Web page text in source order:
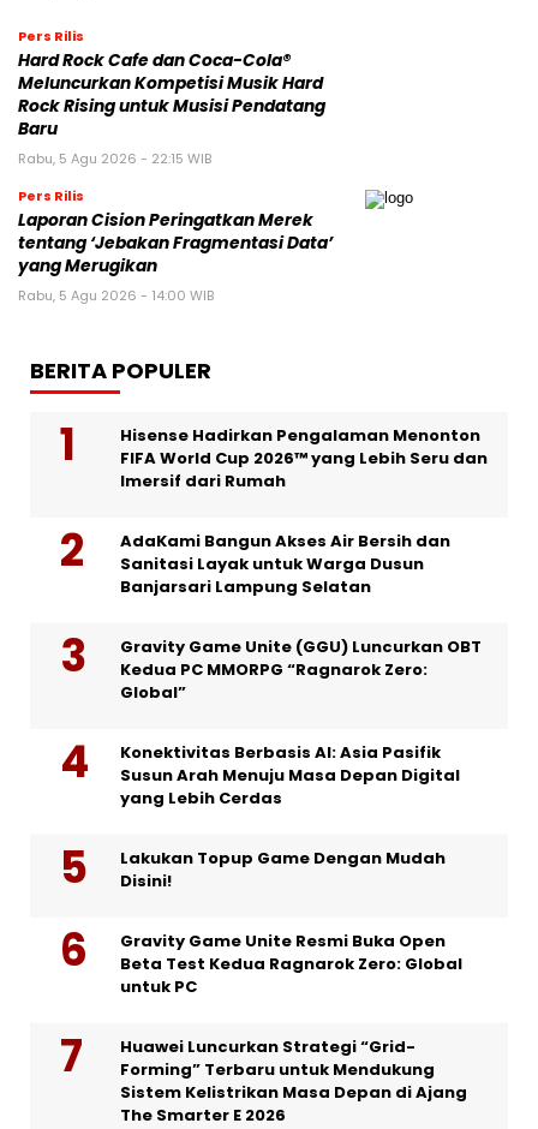
Pers Rilis
Hard Rock Cafe dan Coca-Cola®
Meluncurkan Kompetisi Musik Hard
Rock Rising untuk Musisi Pendatang
Baru
Rabu, 5 Agu 2026 - 22:15 WIB
Pers Rilis
Laporan Cision Peringatkan Merek
tentang ‘Jebakan Fragmentasi Data’
yang Merugikan
Rabu, 5 Agu 2026 - 14:00 WIB
BERITA POPULER
Hisense Hadirkan Pengalaman Menonton
FIFA World Cup 2026™ yang Lebih Seru dan
Imersif dari Rumah
AdaKami Bangun Akses Air Bersih dan
Sanitasi Layak untuk Warga Dusun
Banjarsari Lampung Selatan
Gravity Game Unite (GGU) Luncurkan OBT
Kedua PC MMORPG “Ragnarok Zero:
Global”
Konektivitas Berbasis AI: Asia Pasifik
Susun Arah Menuju Masa Depan Digital
yang Lebih Cerdas
Lakukan Topup Game Dengan Mudah
Disini!
Gravity Game Unite Resmi Buka Open
Beta Test Kedua Ragnarok Zero: Global
untuk PC
Huawei Luncurkan Strategi “Grid-
Forming” Terbaru untuk Mendukung
Sistem Kelistrikan Masa Depan di Ajang
The Smarter E 2026